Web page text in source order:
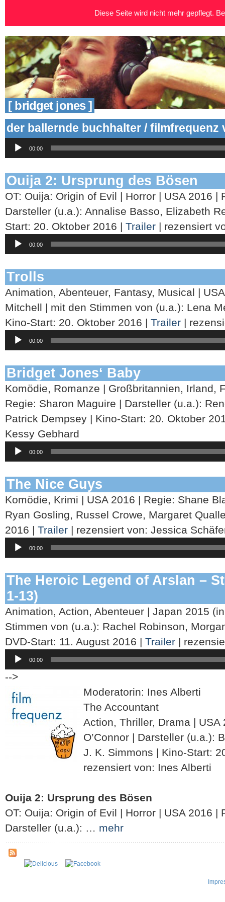
[ bridget jones ]
der ballernde buchhalter / filmfrequenz
Player
00:00
Ouija 2: Ursprung des Bösen
OT: Ouija: Origin of Evil | Horror | USA 2016 |
Darsteller (u.a.): Annalise Basso, Elizabeth
Start: 20. Oktober 2016 | Trailer | rezensiert
Player
00:00
Trolls
Animation, Abenteuer, Fantasy, Musical |
Mitchell | mit den Stimmen von (u.a.): Lena
Kino-Start: 20. Oktober 2016 | Trailer |
Player
00:00
Bridget Jones‘ Baby
Komödie, Romanze | Großbritannien, Irland,
Regie: Sharon Maguire | Darsteller (u.a.):
Patrick Dempsey | Kino-Start: 20. Oktober
Kessy Gebhard
Player
00:00
The Nice Guys
Komödie, Krimi | USA 2016 | Regie: Shane
Ryan Gosling, Russel Crowe, Margaret
2016 | Trailer | rezensiert von: Jessica
Player
00:00
The Heroic Legend of Arslan –
1-13)
Animation, Action, Abenteuer | Japan 2015
Stimmen von (u.a.): Rachel Robinson,
DVD-Start: 11. August 2016 | Trailer |
Player
00:00
-->
Moderatorin: Ines Alberti
The Accountant
Action, Thriller, Drama | USA
O’Connor | Darsteller (u.a.):
J. K. Simmons | Kino-Start:
rezensiert von: Ines Alberti
Ouija 2: Ursprung des Bösen
OT: Ouija: Origin of Evil | Horror | USA 2016 |
Darsteller (u.a.): … mehr
Diese Seite wird nicht mehr gepflegt.